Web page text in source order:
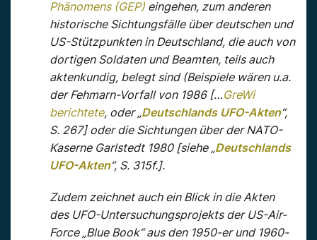
Phänomens (GEP) eingehen, zum anderen
historische Sichtungsfälle über deutschen und
US-Stützpunkten in Deutschland, die auch von
dortigen Soldaten und Beamten, teils auch
aktenkundig, belegt sind (Beispiele wären u.a.
der Fehmarn-Vorfall von 1986 […GreWi
berichtete, oder „Deutschlands UFO-Akten“,
S. 267] oder die Sichtungen über der NATO-
Kaserne Garlstedt 1980 [siehe „Deutschlands
UFO-Akten“, S. 315f.].
Zudem zeichnet auch ein Blick in die Akten
des UFO-Untersuchungsprojekts der US-Air-
Force „Blue Book“ aus den 1950-er und 1960-